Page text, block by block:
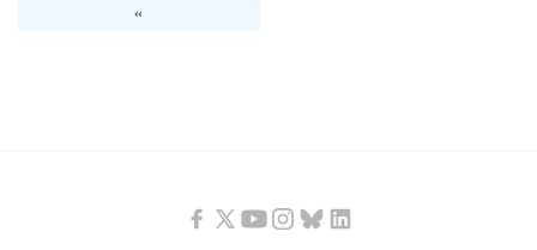
«